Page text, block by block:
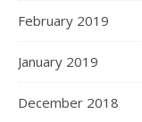
February 2019
January 2019
December 2018